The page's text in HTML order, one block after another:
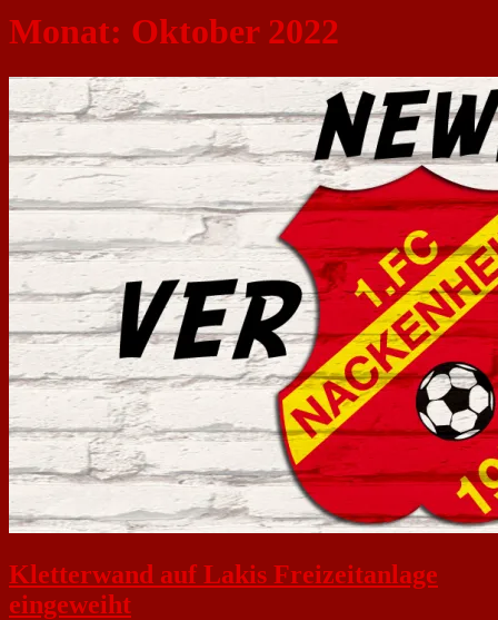
Monat: Oktober 2022
Kletterwand auf Lakis Freizeitanlage
eingeweiht